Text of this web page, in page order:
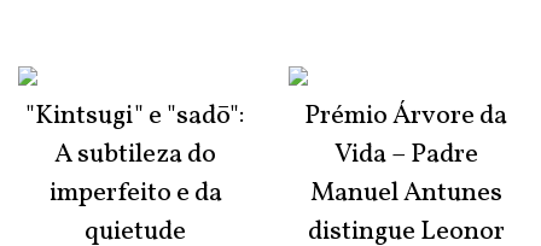
"Kintsugi" e "sadō":
A subtileza do
imperfeito e da
quietude
Prémio Árvore da
Vida – Padre
Manuel Antunes
distingue Leonor